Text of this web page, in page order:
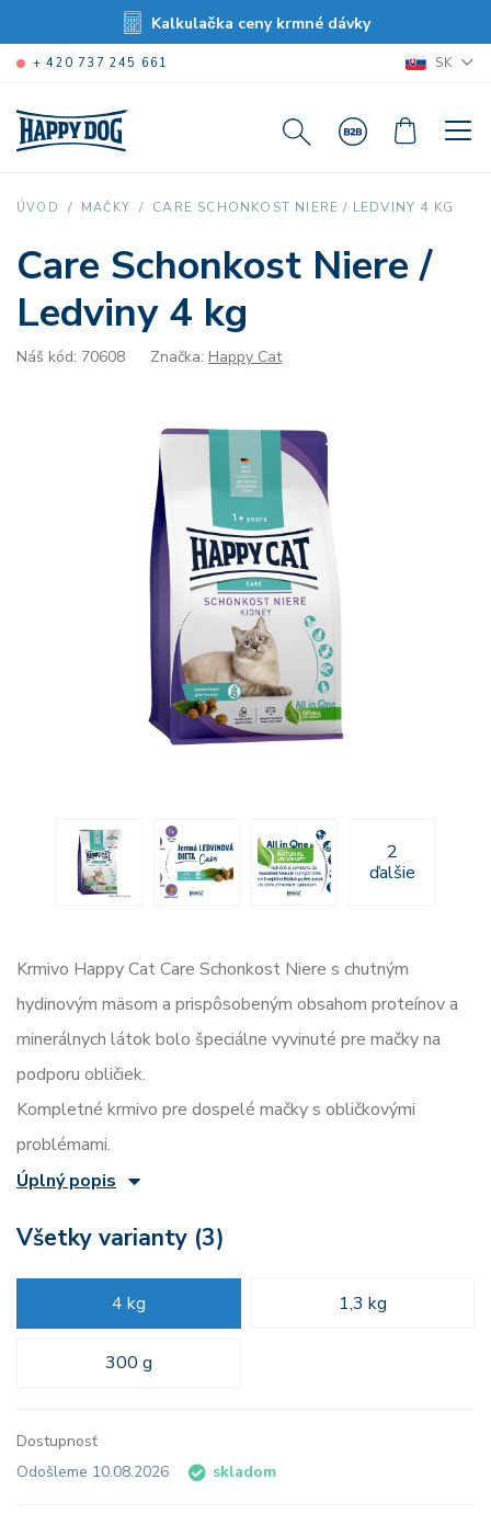
Kalkulačka ceny krmné dávky
+ 420 737 245 661 SK
ÚVOD MAČKY CARE SCHONKOST NIERE / LEDVINY 4 KG
Care Schonkost Niere /
Ledviny 4 kg
Náš kód: 70608 Značka: Happy Cat
2
ďalšie
Krmivo Happy Cat Care Schonkost Niere s chutným
hydinovým mäsom a prispôsobeným obsahom proteínov a
minerálnych látok bolo špeciálne vyvinuté pre mačky na
podporu obličiek.
Kompletné krmivo pre dospelé mačky s obličkovými
problémami.
Úplný popis
Všetky varianty (3)
4 kg 1,3 kg
300 g
Dostupnosť
Odošleme 10.08.2026
skladom